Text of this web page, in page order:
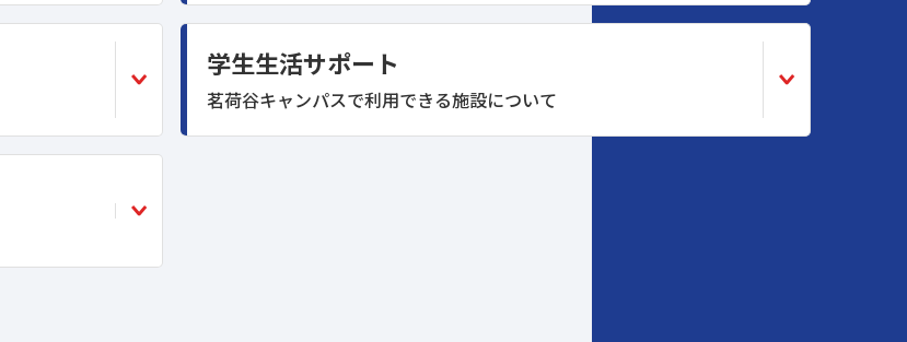
学生生活サポート
茗荷谷キャンパスで利用できる施設について